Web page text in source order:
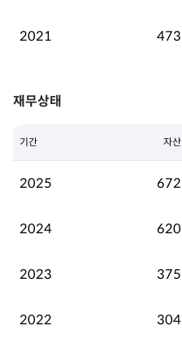
2021 473
재무상태
기간 자산
2025 672
2024 620
2023 375
2022 304